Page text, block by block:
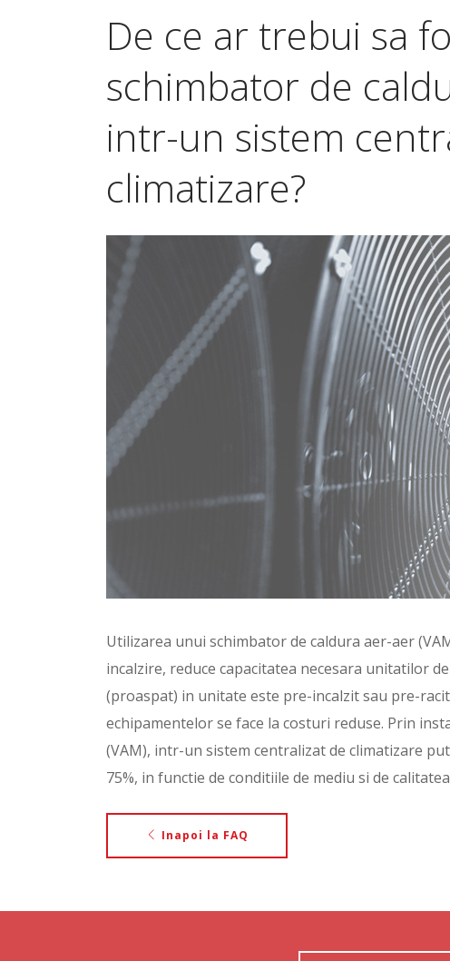
De ce ar trebui sa
schimbator de
intr-un sistem
climatizare?
Utilizarea unui schimbator de caldura aer-aer
incalzire, reduce capacitatea necesara unitatilor
(proaspat) in unitate este pre-incalzit sau pre-
echipamentelor se face la costuri reduse. Prin
(VAM), intr-un sistem centralizat de climatizare
75%, in functie de conditiile de mediu si de
Inapoi la FAQ